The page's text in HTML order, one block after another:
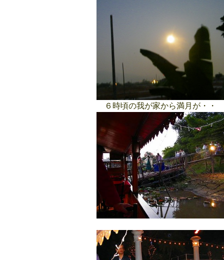
６時頃の我が家から満月が・・